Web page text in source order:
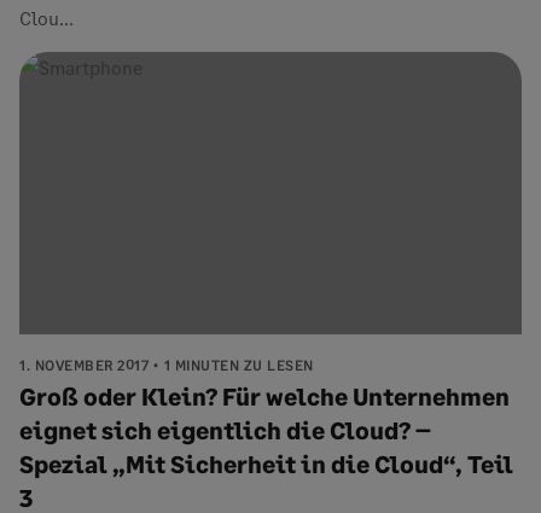
Clou...
1. NOVEMBER 2017 1 MINUTEN ZU LESEN
Groß oder Klein? Für welche Unternehmen
eignet sich eigentlich die Cloud? –
Spezial „Mit Sicherheit in die Cloud“, Teil
3